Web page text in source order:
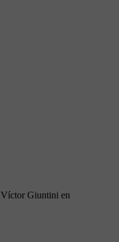
Víctor Giuntini en